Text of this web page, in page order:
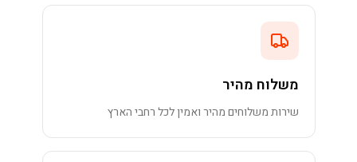
משלוח מהיר
שירות משלוחים מהיר ואמין לכל רחבי הארץ